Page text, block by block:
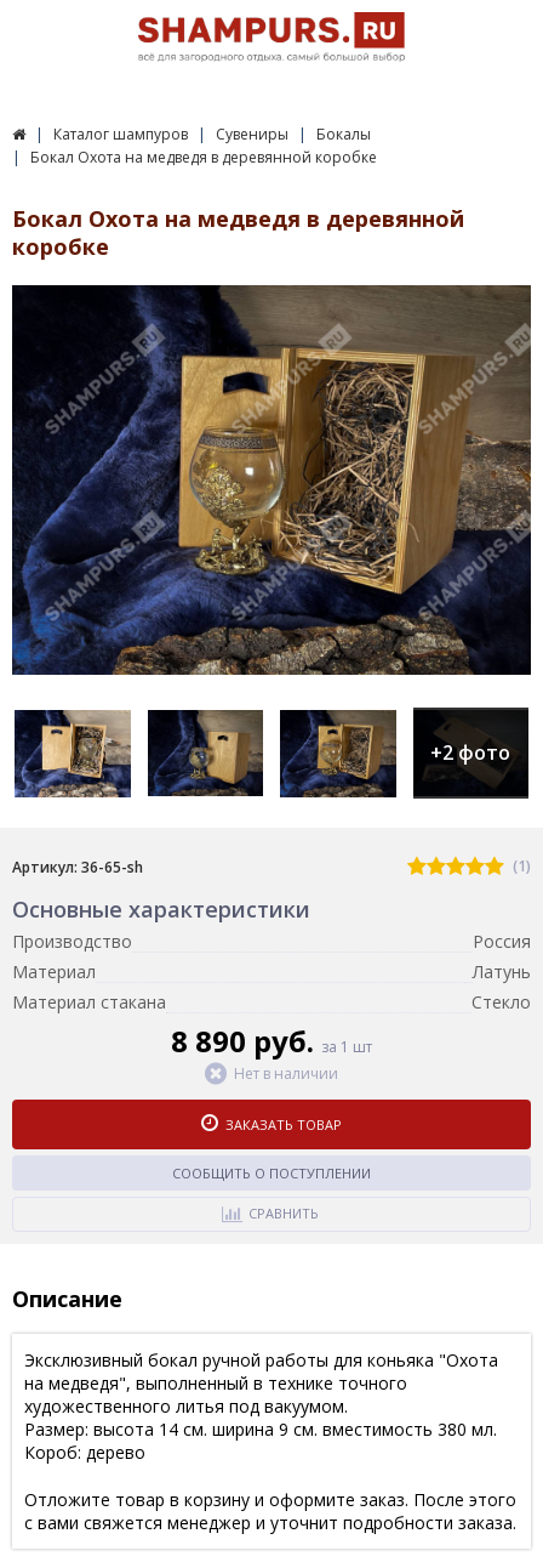
Каталог шампуров Сувениры
Бокалы
Бокал Охота на медведя в деревянной коробке
Бокал Охота на медведя в деревянной
коробке
+2 фото
Артикул: 36-65-sh (1)
Основные характеристики
Производство
Россия
Материал
Латунь
Материал стакана
Стекло
8 890 руб. за 1 шт
Нет в наличии
ЗАКАЗАТЬ ТОВАР
СООБЩИТЬ О ПОСТУПЛЕНИИ
СРАВНИТЬ
Описание
Эксклюзивный бокал ручной работы для коньяка "Охота
на медведя", выполненный в технике точного
художественного литья под вакуумом.
Размер: высота 14 см. ширина 9 см. вместимость 380 мл.
Короб: дерево
Отложите товар в корзину и оформите заказ. После этого
с вами свяжется менеджер и уточнит подробности заказа.